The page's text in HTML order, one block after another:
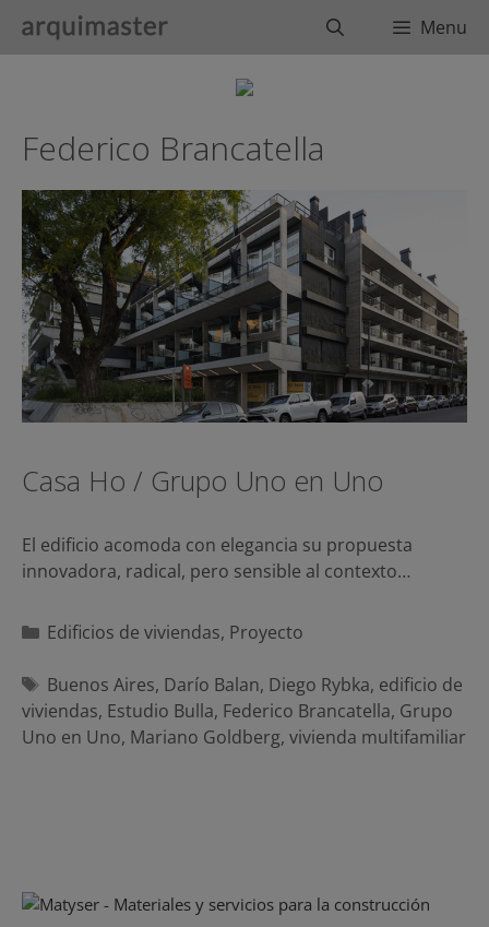
BuscarMenu
Federico Brancatella
Casa Ho / Grupo Uno en Uno
El edificio acomoda con elegancia su propuesta
innovadora, radical, pero sensible al contexto…
Categorías
Edificios de viviendas, Proyecto
Etiquetas
Buenos Aires, Darío Balan, Diego Rybka, edificio de
viviendas, Estudio Bulla, Federico Brancatella, Grupo
Uno en Uno, Mariano Goldberg, vivienda multifamiliar